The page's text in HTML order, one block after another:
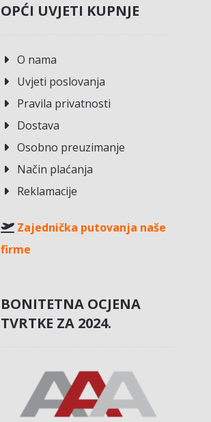
OPĆI UVJETI KUPNJE
O nama
Uvjeti poslovanja
Pravila privatnosti
Dostava
Osobno preuzimanje
Način plaćanja
Reklamacije
Zajednička putovanja naše
firme
BONITETNA OCJENA
TVRTKE ZA 2024.